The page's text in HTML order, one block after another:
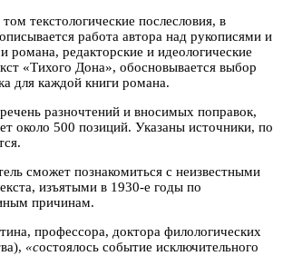
текстологические послесловия, в
работа автора над рукописями и
романа, редакторские и идеологические
«Тихого Дона», обосновывается выбор
для каждой книги романа.
разночтений и вносимых поправок,
около 500 позиций. Указаны источники, по
сможет познакомиться с неизвестными
изъятыми в 1930-е годы по
причинам.
профессора, доктора филологических
«состоялось событие исключительного